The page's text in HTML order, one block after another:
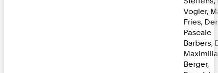
Vogler,
Fries,
Pascale
Barbers,
Berger,